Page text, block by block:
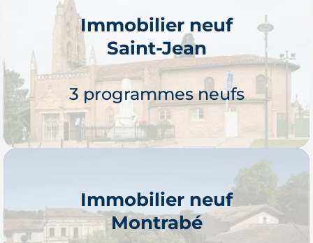
Je découvre
Immobilier neuf
Saint-Jean
3 programmes neufs
Je découvre
Immobilier neuf
Montrabé